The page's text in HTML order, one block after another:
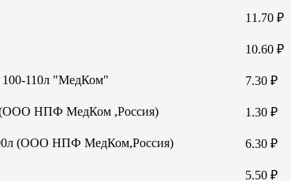
11.70 ₽
10.60 ₽
100-110л "МедКом"
7.30 ₽
(ООО НПФ МедКом ,Россия)
1.30 ₽
90л (ООО НПФ МедКом,Россия)
6.30 ₽
5.50 ₽